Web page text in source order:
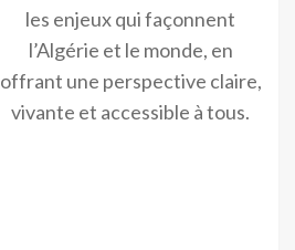
les enjeux qui façonnent
l’Algérie et le monde, en
offrant une perspective claire,
vivante et accessible à tous.